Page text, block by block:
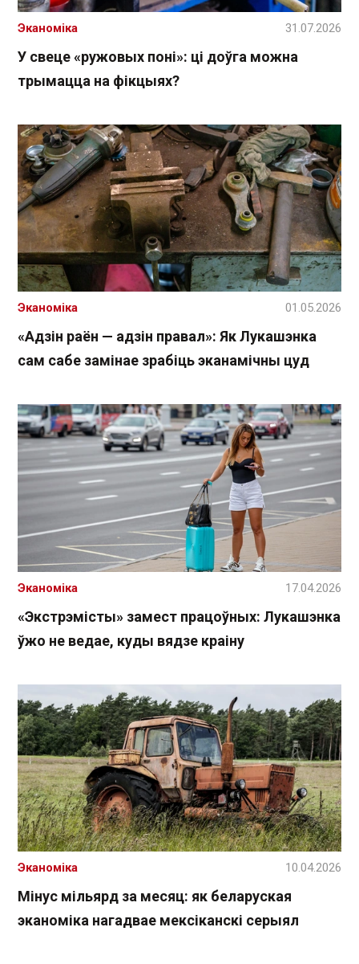
У свеце «ружовых поні»: ці доўга можна
трымацца на фікцыях?
Эканоміка 31.07.2026
«Адзін раён — адзін правал»: Як Лукашэнка
сам сабе замінае зрабіць эканамічны цуд
Эканоміка 01.05.2026
«Экстрэмісты» замест працоўных: Лукашэнка
ўжо не ведае, куды вядзе краіну
Эканоміка 17.04.2026
Мінус мільярд за месяц: як беларуская
эканоміка нагадвае мексіканскі серыял
Эканоміка 10.04.2026